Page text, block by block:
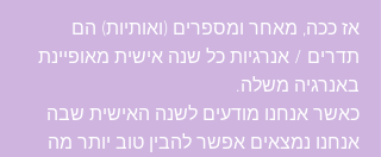
אז ככה, מאחר ומספרים (ואותיות) הם
תדרים / אנרגיות כל שנה אישית מאופיינת
באנרגיה משלה.
כאשר אנחנו מודעים לשנה האישית שבה
אנחנו נמצאים אפשר להבין טוב יותר מה